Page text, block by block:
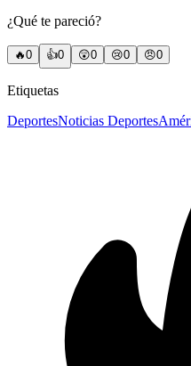
¿Qué te pareció?
🔥0 👍0 😲0 😢0 😠0
Etiquetas
DeportesNoticias Deportes